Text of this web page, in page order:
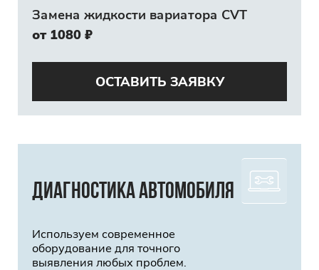
Замена жидкости вариатора CVT
от 1080 ₽
ОСТАВИТЬ ЗАЯВКУ
Диагностика автомобиля
Используем современное
оборудование для точного
выявления любых проблем.